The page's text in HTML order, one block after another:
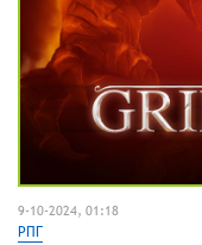
9-10-2024, 01:18
РПГ